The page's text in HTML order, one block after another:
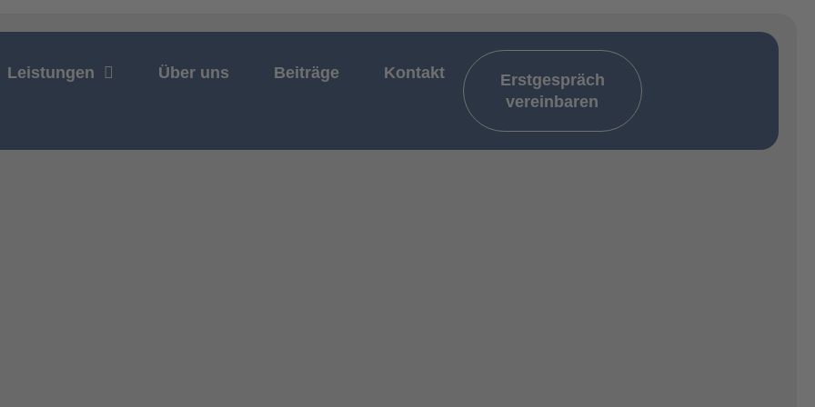
Leistungen Über uns Beiträge Kontakt
Erstgespräch
vereinbaren